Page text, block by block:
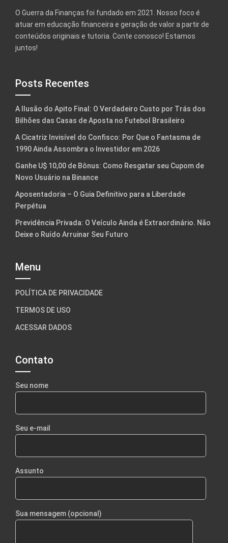
O Guerra da Finanças foi fundado em 2021. Nosso foco é
atuar em educação financeira e geração de valor a partir de
conteúdos originais e tutoria. Conte conosco! Estamos
juntos!
Posts Recentes
A Ilusão do Apito Final: O Verdadeiro Custo por Trás dos
Bilhões das Casas de Aposta no Futebol Brasileiro
A Cicatriz Invisível do Confisco: Por Que o Fantasma de
1990 Ainda Assombra o Investidor em 2026
Ganhe U$ 10,00 de Bônus: Como Resgatar seu Cupom de
Novo Usuário na Binance
Aposentadoria – O Guia Definitivo para a Liberdade
Perpétua
Previdência Privada: O Veículo Ainda é Extraordinário. Não
Deixe o Ruído Arruinar Seu Futuro
Menu
POLÍTICA DE PRIVACIDADE
TERMOS DE USO
ACESSAR DADOS
Contato
Seu nome
Seu e-mail
Assunto
Sua mensagem (opcional)